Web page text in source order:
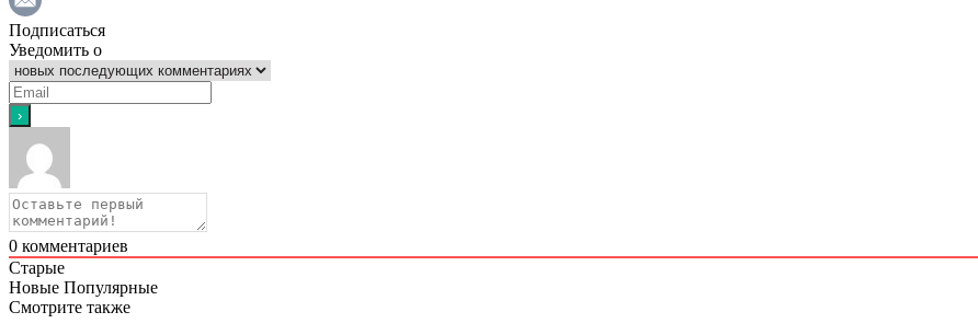
Подписаться
Уведомить о
0 комментариев
Старые
Новые Популярные
Смотрите также